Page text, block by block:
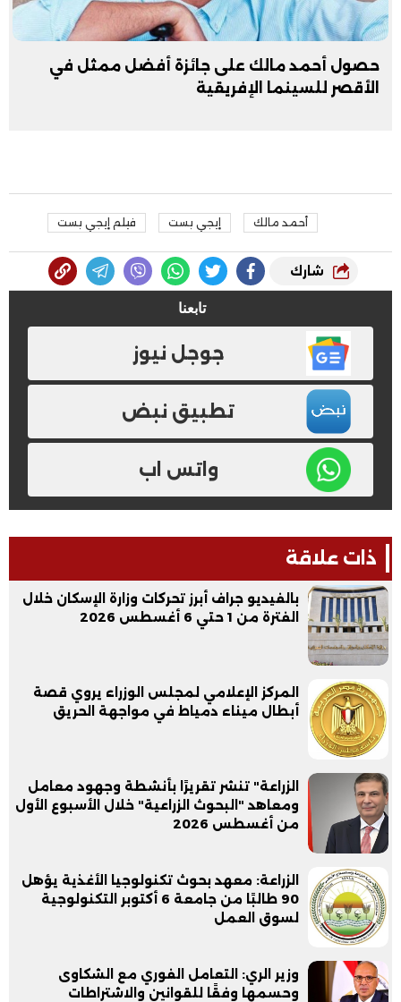
حصول أحمد مالك على جائزة أفضل ممثل في
الأقصر للسينما الإفريقية
أحمد مالك إيجي بست فيلم إيجي بست
شارك
تابعنا
جوجل نيوز
تطبيق نبض
واتس اب
ذات علاقة
بالفيديو جراف أبرز تحركات وزارة الإسكان خلال
الفترة من 1 حتي 6 أغسطس 2026
المركز الإعلامي لمجلس الوزراء يروي قصة
أبطال ميناء دمياط في مواجهة الحريق
الزراعة" تنشر تقريرًا بأنشطة وجهود معامل
ومعاهد "البحوث الزراعية" خلال الأسبوع الأول
من أغسطس 2026
الزراعة: معهد بحوث تكنولوجيا الأغذية يؤهل
90 طالبًا من جامعة 6 أكتوبر التكنولوجية
لسوق العمل
وزير الري: التعامل الفوري مع الشكاوى
وحسمها وفقًا للقوانين والاشتراطات